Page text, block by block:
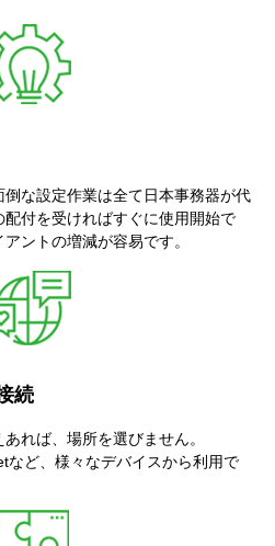
な設定作業は全て日本事務器が代
付を受ければすぐに使用開始で
ントの増減が容易です。
続
れば、場所を選びません。
など、様々なデバイスから利用で